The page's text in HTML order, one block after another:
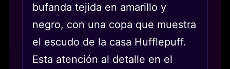
bufanda tejida en amarillo y
negro, con una copa que muestra
el escudo de la casa Hufflepuff.
Esta atención al detalle en el